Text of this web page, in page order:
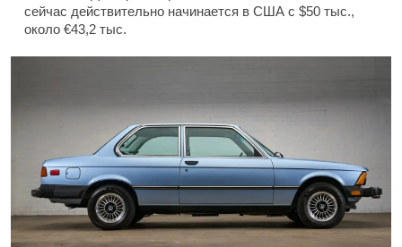
сейчас действительно начинается в США с $50 тыс.,
около €43,2 тыс.